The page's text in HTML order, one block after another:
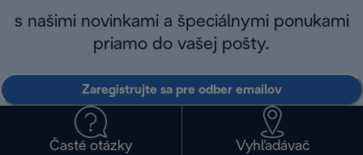
s našimi novinkami a špeciálnymi ponukami
priamo do vašej pošty.
Zaregistrujte sa pre odber emailov
Časté otázky
Vyhľadávač